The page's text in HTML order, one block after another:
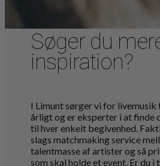
Søger du
inspiration?
I Limunt sørger vi for livemusik
årligt og er eksperter i at finde
til hver enkelt begivenhed.
slags matchmaking service
talentmasse af artister og så
som skal holde et event. Er du